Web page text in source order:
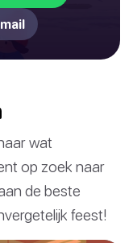
wat
op zoek naar
de beste
feest!